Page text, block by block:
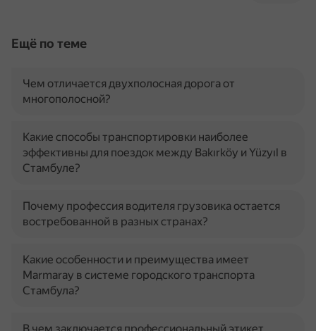
Ещё по теме
Чем отличается двухполосная дорога от
многополосной?
Какие способы транспортировки наиболее
эффективны для поездок между Bakırköy и Yüzyıl в
Стамбуле?
Почему профессия водителя грузовика остается
востребованной в разных странах?
Какие особенности и преимущества имеет
Marmaray в системе городского транспорта
Стамбула?